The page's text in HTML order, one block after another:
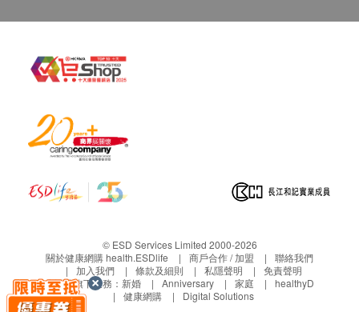
高血壓、腎臟病、痛風、楓糖尿病人士都不適宜飲
© ESD Services Limited 2000-2026
關於健康網購 health.ESDlife
商戶合作 / 加盟
聯絡我們
加入我們
條款及細則 私隱聲明
免責聲明
生活易旗下業務： 新婚 Anniversary 家庭
healthyD
健康網購
Digital Solutions